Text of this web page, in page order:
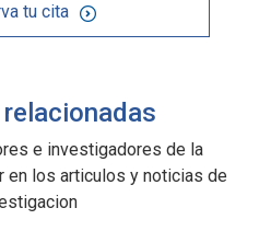
tu cita
e investigadores de la
en los articulos y noticias de